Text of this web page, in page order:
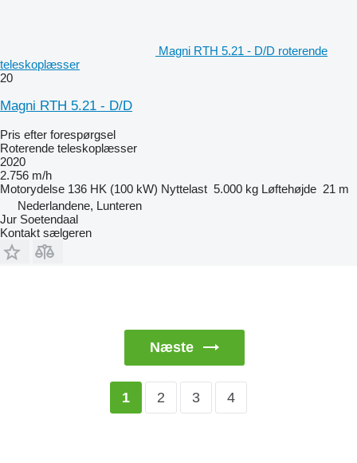
Magni RTH 5.21 - D/D roterende
teleskoplæsser
20
Magni RTH 5.21 - D/D
Pris efter forespørgsel
Roterende teleskoplæsser
2020
2.756 m/h
Motorydelse 136 HK (100 kW) Nyttelast 5.000 kg Løftehøjde 21 m
Nederlandene, Lunteren
Jur Soetendaal
Kontakt sælgeren
Næste
1 2 3 4